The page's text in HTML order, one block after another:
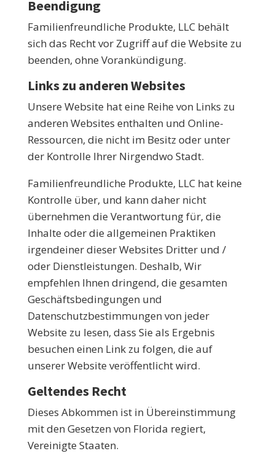
Beendigung
Familienfreundliche Produkte, LLC behält
sich das Recht vor Zugriff auf die Website zu
beenden, ohne Vorankündigung.
Links zu anderen Websites
Unsere Website hat eine Reihe von Links zu
anderen Websites enthalten und Online-
Ressourcen, die nicht im Besitz oder unter
der Kontrolle Ihrer Nirgendwo Stadt.
Familienfreundliche Produkte, LLC hat keine
Kontrolle über, und kann daher nicht
übernehmen die Verantwortung für, die
Inhalte oder die allgemeinen Praktiken
irgendeiner dieser Websites Dritter und /
oder Dienstleistungen. Deshalb, Wir
empfehlen Ihnen dringend, die gesamten
Geschäftsbedingungen und
Datenschutzbestimmungen von jeder
Website zu lesen, dass Sie als Ergebnis
besuchen einen Link zu folgen, die auf
unserer Website veröffentlicht wird.
Geltendes Recht
Dieses Abkommen ist in Übereinstimmung
mit den Gesetzen von Florida regiert,
Vereinigte Staaten.